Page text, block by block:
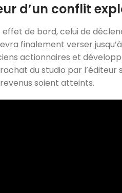
d’un conflit
de bord, celui de
finalement verser
actionnaires et
du studio par l’éditeur
soient atteints.